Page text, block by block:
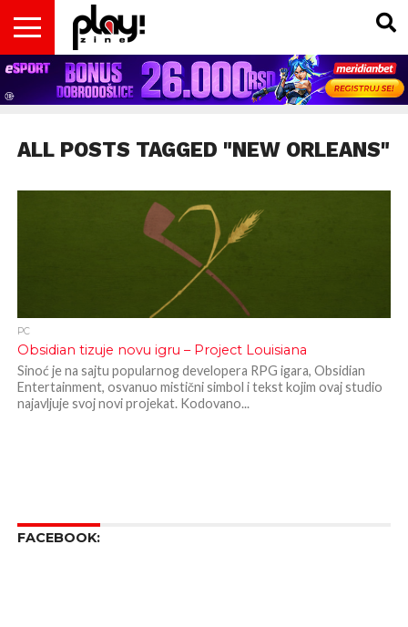
VESTI
MAGAZIN
PLAY!RETRO
PLAY!CAST
PLAY!CON
PLAY!BIZ
INSIDER
OPISI
IGARA
DOMAĆA
SCENA
INTERVJUI
GADGETS
FILM
& TV
KOLUMNE
ALL POSTS TAGGED "NEW ORLEANS"
PC
Obsidian tizuje novu igru – Project Louisiana
Sinoć je na sajtu popularnog developera RPG igara, Obsidian
Entertainment, osvanuo mistični simbol i tekst kojim ovaj studio
najavljuje svoj novi projekat. Kodovano...
FACEBOOK: